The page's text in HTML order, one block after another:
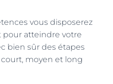
vous disposerez
pour atteindre votre
bien sûr des étapes
moyen et long